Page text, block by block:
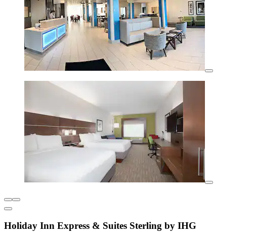
Holiday Inn Express & Suites Sterling by IHG